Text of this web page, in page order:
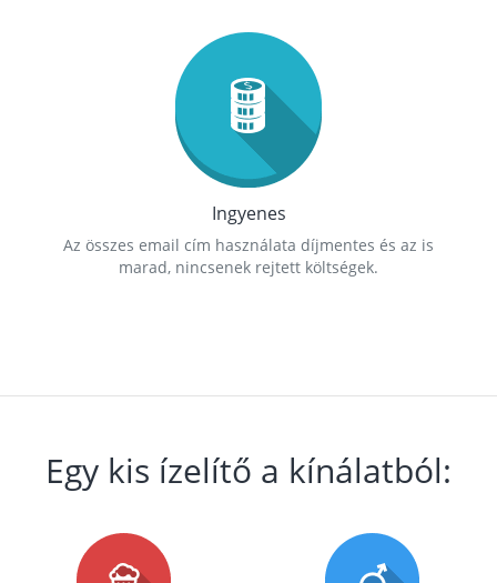
Ingyenes
Az összes email cím használata díjmentes és az is
marad, nincsenek rejtett költségek.
Egy kis ízelítő a kínálatból: